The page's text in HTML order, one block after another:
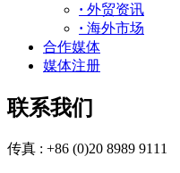
· 外贸资讯
· 海外市场
合作媒体
媒体注册
联系我们
传真 : +86 (0)20 8989 9111